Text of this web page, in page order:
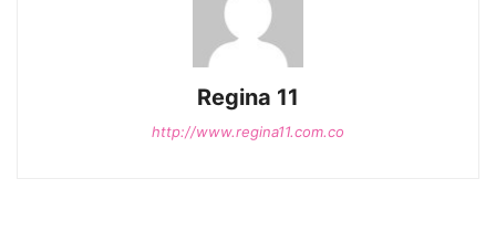
Regina 11
http://www.regina11.com.co